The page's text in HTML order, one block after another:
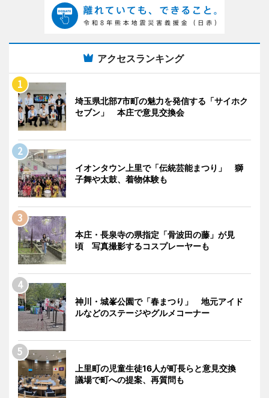
アクセスランキング
埼玉県北部7市町の魅力を発信する「サイホク
セブン」 本庄で意見交換会
イオンタウン上里で「伝統芸能まつり」 獅
子舞や太鼓、着物体験も
本庄・長泉寺の県指定「骨波田の藤」が見
頃 写真撮影するコスプレーヤーも
神川・城峯公園で「春まつり」 地元アイド
ルなどのステージやグルメコーナー
上里町の児童生徒16人が町長らと意見交換
議場で町への提案、再質問も